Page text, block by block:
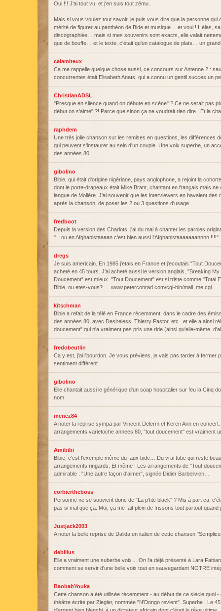
Oui !!! J'ai tout vu, et j'en suis tout zému.
Mais si vous voulez tout savoir, je puis vous dire que la personne qui
mérité de figurer au panthéon de Bide et musique… et voui ! Hélas,
discographiée… mais si mes souvenirs sont exacts, elle valait
que de bouffe… et le texte, c'était qu'un catalogue de plats… un
calamiteux
Ca me rappelle quelque chose aussi, ce concours sur Antenne 2 :
concurrentes était Elisabeth Anaïs, qui a connu un gentil succès un
ChristianADSL
"Presque en silence quand on débute en scène" ? Ce ne serait pas
début on s'aime" ?! Parce que sinon ça ne voudrait rien dire ! Et la
raphdem
Une très jolie chanson sur les remises en questions, les différences
qui peuvent s'instaurer au sein d'un couple. Une voix superbe, un
des années 80.
gibolino
Bibie, qui était d'origine nigériane, pays anglophone, a rejoint la
dont le porte-drapeaux était Mike Brant, chantant en français mais
langue de Molière. J'ai souvenir que les interviewers en bavaient des
après la chanson, de poser les 2 ou 3 questions d'usage …
fredboot
Depuis la version des Charlots, j'ai du mal à chanter les paroles
"…ou en Afghanistaaaan c'est bien aussi l'Afghanistaaaaaaannnn !!!!"
dregs
Je suis americain. En 1985 j'etais en France et j'ecoutais "Tout
acheté en 45 tours. J'ai acheté aussi le version anglais, "Breaking
Doucement" est mieux. "Tout Doucement" est si triste comme "Total
Bibie, ou etes-vous? … www.peterconrad.com/cgi-bin/mail_me.cgi
kitschman
Bibie a refait de la télé en France récemment, dans le cadre des
des années 80, avec Desireless, Thierry Pastor, etc.. et elle a ainsi
doucement" qui n'a vraiment pas pris une ride (ainsi qu'elle-même,
fredobeutlin
Ca y est, j'ai l'bourdon. Je vous préviens, je vais pas tarder à fermer
sentiment différent.
gibolino
Elle chantait aussi le générique d'un soap hospitalier sur feu la Cinq
nom
menez84
A noter la reprise sympa par Vincent Delerm et Keren Ann en
arrangements varietoche annees 80, "tout doucement" est vraiment
Amibibi
Bibie, c'est l'exemple même du faux bide… Du vrai tube qui reste
arrangements ringards. Et même ! Les arrangements de "Tout
admirable : "Une autre façon d'aimer", signée Didier Barbelivien…
corbiertheboss
Personne ne se souvient donc de "La p'tite black" ? Mis à part ça,
pas si mal que ça. Moi, ça me fait plein de frissons tout partout quand
Justjack2003
A noter la belle reprise de Dalida en italien de cette chanson
debilius
Elle a vraiment une suberbe voix….On l'a déjà présenté à Lara
comment se servir d'une belle voix tout en sauvegardant NOTRE
BaobabYouka
Cette chanson a été utilisée récemment - au début de ce siècle quoi -
théâtre écrite par Ziegler, nommée "N'Dongo revient". Superbe ! Le